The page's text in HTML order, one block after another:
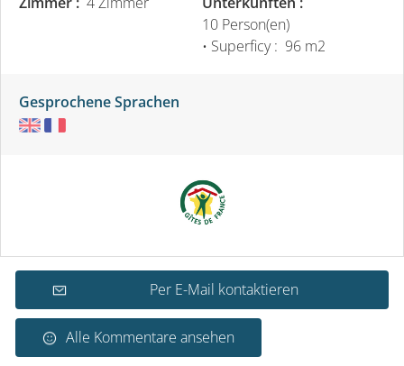
10 Person(en)
• Superficy : 96 m2
Gesprochene Sprachen
Per E-Mail kontaktieren
Alle Kommentare ansehen